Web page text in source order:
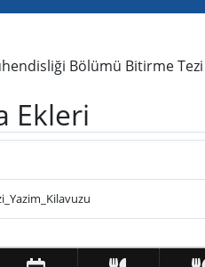
Bölümü Bitirme Tezi
Ekleri